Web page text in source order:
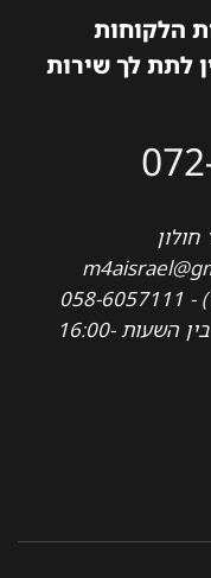
הלקוחות
לתת לך שירות
א'-ה' בין השעות 16:00-